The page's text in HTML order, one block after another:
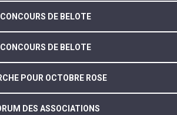
CONCOURS DE BELOTE
CONCOURS DE BELOTE
POUR OCTOBRE ROSE
DES ASSOCIATIONS